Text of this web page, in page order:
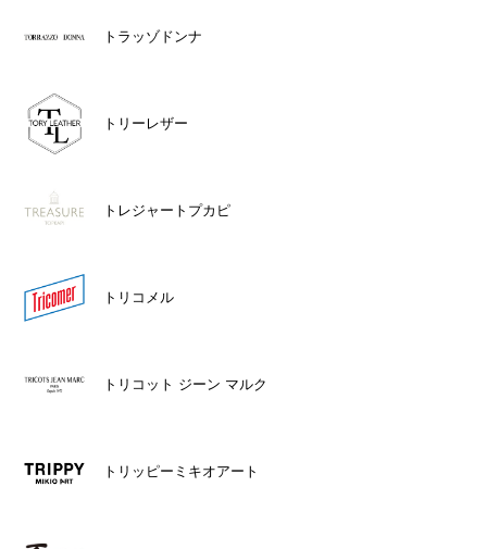
トラッゾドンナ
トリーレザー
トレジャートプカピ
トリコメル
トリコット ジーン マルク
トリッピーミキオアート